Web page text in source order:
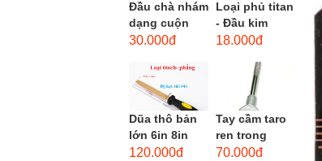
Đầu chà nhám
dạng cuộn
loại dài gắn
cốt 3mm
đầu...
30.000đ
Loại phủ titan
- Đầu kim
cương hình
(mũi mài...
18.000đ
Dũa thô bản
lớn 6in 8in
phẳng - độ
120.000đ
Tay cầm taro
ren trong
dùng cho mũi
70.000đ